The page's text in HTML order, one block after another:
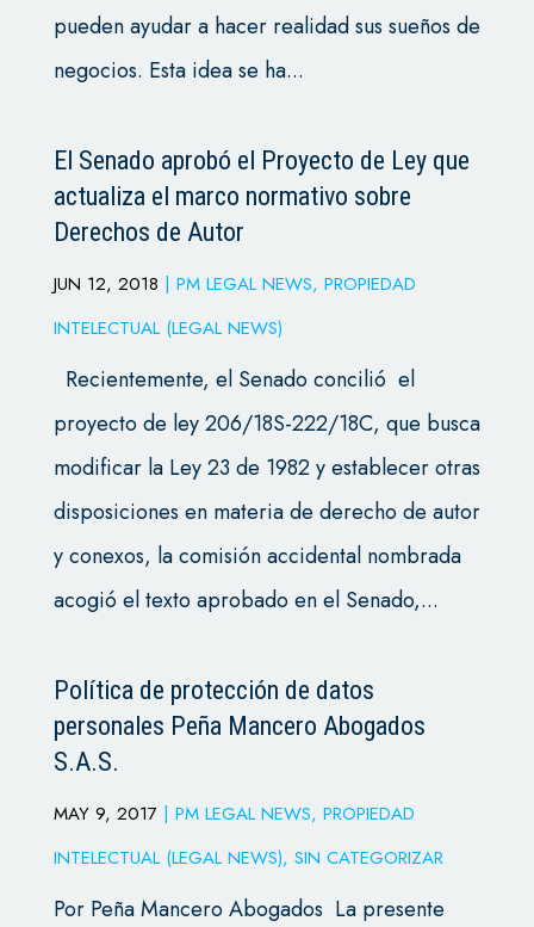
pueden ayudar a hacer realidad sus sueños de
negocios. Esta idea se ha...
El Senado aprobó el Proyecto de Ley que
actualiza el marco normativo sobre
Derechos de Autor
JUN 12, 2018 | PM LEGAL NEWS, PROPIEDAD
INTELECTUAL (LEGAL NEWS)
Recientemente, el Senado concilió el
proyecto de ley 206/18S-222/18C, que busca
modificar la Ley 23 de 1982 y establecer otras
disposiciones en materia de derecho de autor
y conexos, la comisión accidental nombrada
acogió el texto aprobado en el Senado,...
Política de protección de datos
personales Peña Mancero Abogados
S.A.S.
MAY 9, 2017| PM LEGAL NEWS, PROPIEDAD
INTELECTUAL (LEGAL NEWS), SIN CATEGORIZAR
Por Peña Mancero Abogados La presente